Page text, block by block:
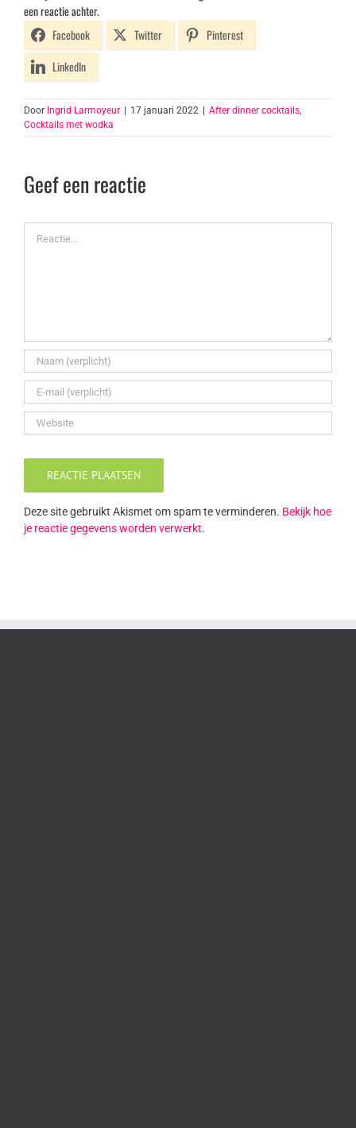
een reactie achter.
Facebook
Twitter
Pinterest
LinkedIn
Door Ingrid Larmoyeur 17 januari 2022 After dinner cocktails,
Cocktails met wodka
Geef een reactie
Deze site gebruikt Akismet om spam te verminderen. Bekijk hoe
je reactie gegevens worden verwerkt.